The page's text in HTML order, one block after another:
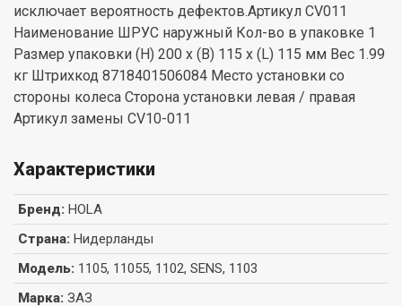
исключает вероятность дефектов.Артикул CV011
Наименование ШРУС наружный Кол-во в упаковке 1
Размер упаковки (H) 200 x (B) 115 x (L) 115 мм Вес 1.99
кг Штрихкод 8718401506084 Место установки со
стороны колеса Сторона установки левая / правая
Артикул замены CV10-011
Характеристики
Бренд: HOLA
Страна: Нидерланды
Модель: 1105, 11055, 1102, SENS, 1103
Марка: ЗАЗ